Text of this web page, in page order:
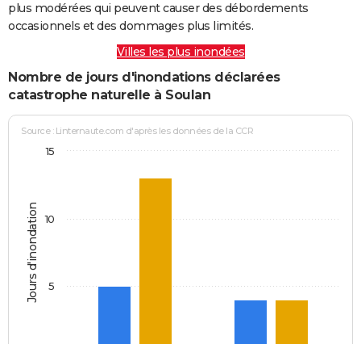
plus modérées qui peuvent causer des débordements
occasionnels et des dommages plus limités.
Villes les plus inondées
Nombre de jours d'inondations déclarées
catastrophe naturelle à Soulan
Jours d'inondation
Source : Linternaute.com d'après les données de la CCR
5
10
15